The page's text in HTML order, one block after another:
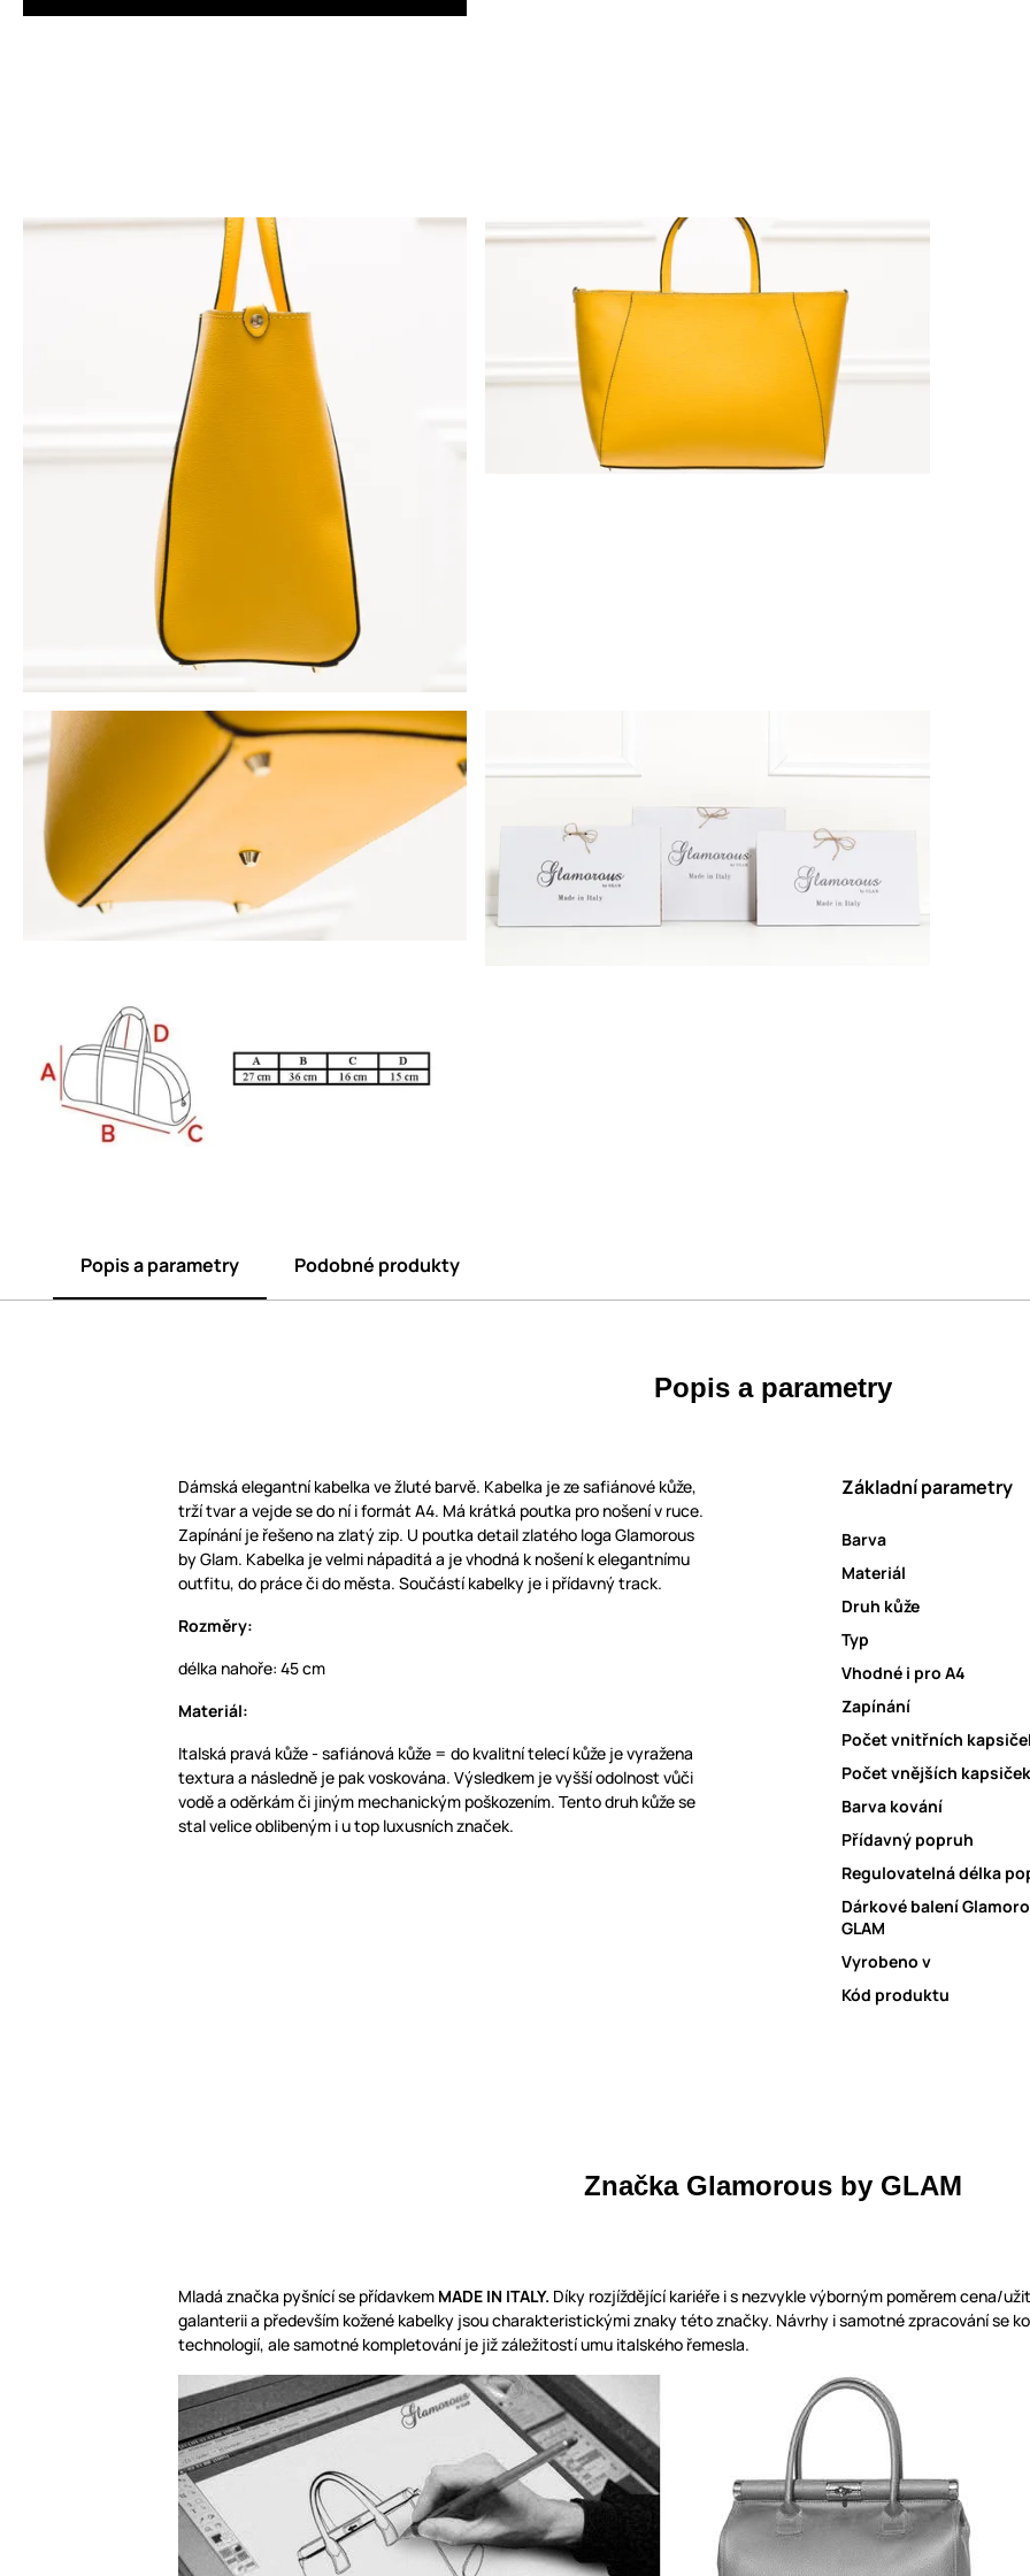
Popis a parametry Podobné produkty
Popis a parametry
Dámská elegantní kabelka ve žluté barvě. Kabelka je ze safiánové kůže,
trží tvar a vejde se do ní i formát A4. Má krátká poutka pro nošení v ruce.
Zapínání je řešeno na zlatý zip. U poutka detail zlatého loga Glamorous
by Glam. Kabelka je velmi nápaditá a je vhodná k nošení k elegantnímu
outfitu, do práce či do města. Součástí kabelky je i přídavný track.
Rozměry:
délka nahoře: 45 cm
Materiál:
Italská pravá kůže - safiánová kůže = do kvalitní telecí kůže je vyražena
textura a následně je pak voskována. Výsledkem je vyšší odolnost vůči
vodě a oděrkám či jiným mechanickým poškozením. Tento druh kůže se
stal velice oblibeným i u top luxusních značek.
Základní parametry
Barva
Materiál
Druh kůže
Typ
Vhodné i pro A4
Zapínání
Počet vnitřních
Počet vnějších kapsiček
Barva kování
Přídavný popruh
Regulovatelná délka
Dárkové balení
GLAM
Vyrobeno v
Kód produktu
Značka Glamorous by GLAM
Mladá značka pyšnící se přídavkem MADE IN ITALY. Díky rozjíždějící kariéře i s nezvykle výborným poměrem cena/
galanterii a především kožené kabelky jsou charakteristickými znaky této značky. Návrhy i samotné zpracování se
technologií, ale samotné kompletování je již záležitostí umu italského řemesla.